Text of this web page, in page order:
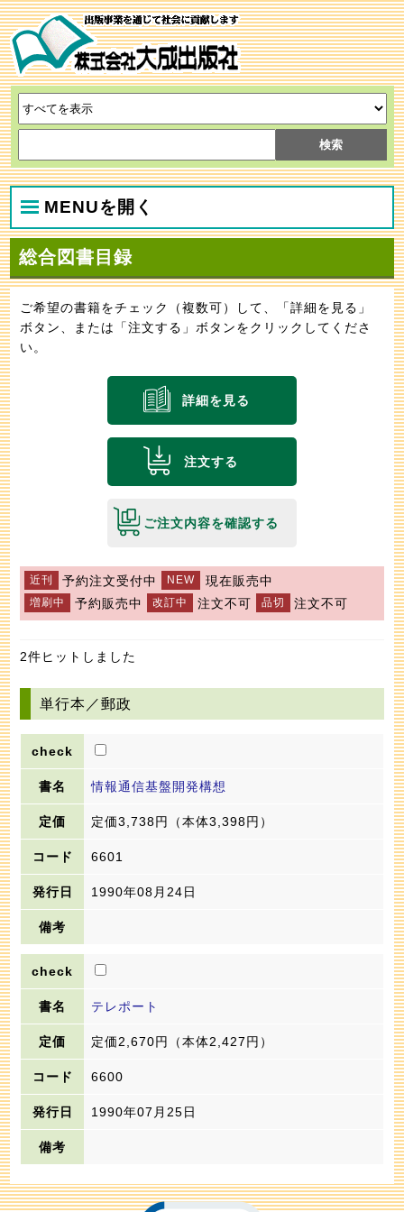
MENUを開く
総合図書目録
ご希望の書籍をチェック（複数可）して、「詳細を見る」
ボタン、または「注文する」ボタンをクリックしてくださ
い。
詳細を見る
注文する
ご注文内容を確認する
予約注文受付中
現在販売中
予約販売中
注文不可 注文不可
2件ヒットしました
単行本／郵政
情報通信基盤開発構想
定価3,738円 （本体3,398円）
6601
1990年08月24日
テレポート
定価2,670円 （本体2,427円）
6600
1990年07月25日